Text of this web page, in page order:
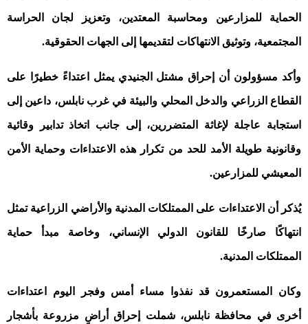
الحماية للمزارعين ومحاسبة المعتدين، وتعزيز لجان الحراسة
المجتمعية، وتوثيق الانتهاكات لتقديمها إلى الجهات الحقوقية.
وأكد مسؤولون أن إحراق مشتل الجنيدي يمثل اعتداءً خطيرًا على
القطاع الزراعي والدخل المحلي والبيئة في غرب نابلس، داعين إلى
استجابة عاجلة لإغاثة المتضررين، إلى جانب اتخاذ تدابير وقائية
وقانونية طويلة الأمد للحد من تكرار هذه الاعتداءات وحماية الأمن
المعيشي للمزارعين.
يُذكر أن الاعتداءات على الممتلكات المدنية والأراضي الزراعية تمثل
انتهاكًا صارخًا للقانون الدولي الإنساني، وخاصة مبدأ حماية
الممتلكات المدنية.
وكان المستعمرون قد نفذوا مساء أمس وفجر اليوم اعتداءات
أخرى في محافظة نابلس، شملت إحراق أراضٍ مزروعة بأشجار